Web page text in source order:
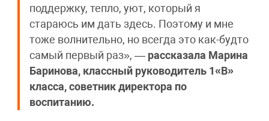
поддержку, тепло, уют, который я
стараюсь им дать здесь. Поэтому и мне
тоже волнительно, но всегда это как-будто
самый первый раз», —рассказала Марина
Баринова, классный руководитель 1«В»
класса, советник директора по
воспитанию.